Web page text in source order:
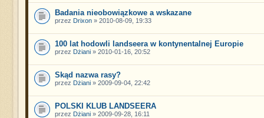
Badania nieobowiązkowe a wskazane
przez Drixon» 2010-08-09, 19:33
100 lat hodowli landseera w kontynentalnej Europie
przez Dżiani» 2010-01-16, 20:52
Skąd nazwa rasy?
przez Dżiani» 2009-09-04, 22:42
POLSKI KLUB LANDSEERA
przez Dżiani» 2009-09-28, 16:11